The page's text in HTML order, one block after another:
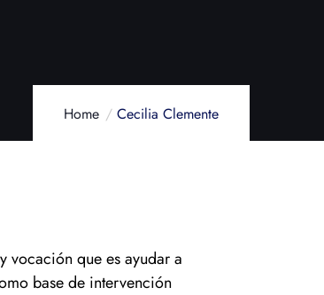
Home Cecilia Clemente
vocación que es ayudar a
base de intervención